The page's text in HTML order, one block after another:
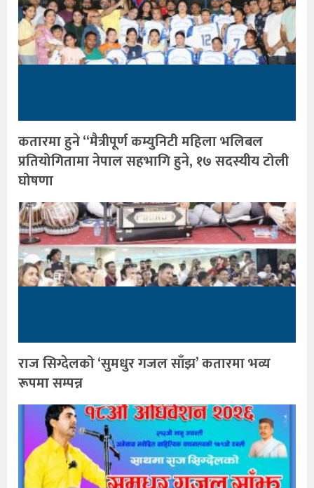
कतारमा हुने “मैत्रीपूर्ण कम्युनिटी महिला भलिबल
प्रतियोगितामा नेपाल सहभागि हुने, १७ सदस्यीय टोली
घोषणा
राज सिग्देलको ‘सुमधुर गजल साँझ’ कतारमा भव्य
रूपमा सम्पन्न